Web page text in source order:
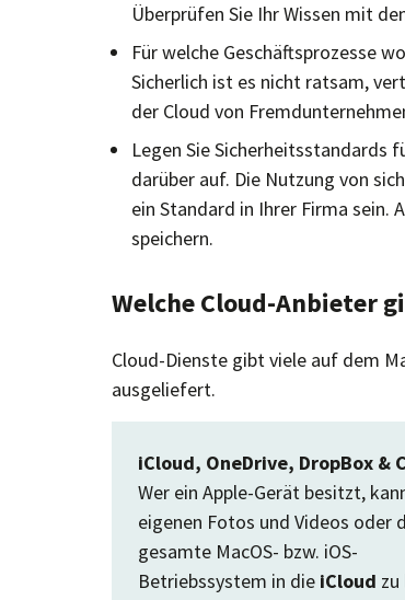
Überprüfen Sie Ihr Wissen mit
Für welche Geschäftsprozesse
Sicherlich ist es nicht ratsam,
der Cloud von
Legen Sie Sicherheitsstandards
darüber auf. Die Nutzung von
ein Standard in Ihrer Firma sein.
speichern.
Welche Cloud-Anbieter
Cloud-Dienste gibt viele auf dem
ausgeliefert.
iCloud, OneDrive, DropBox &
Wer ein Apple-Gerät besitzt,
eigenen Fotos und Videos oder
gesamte MacOS- bzw. iOS-
Betriebssystem in die iCloud zu